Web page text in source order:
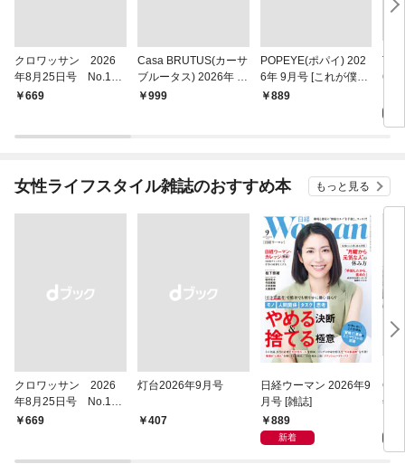
クロワッサン 2026
年8月25日号 No.117
1 [大人のAI＆スマホ
￥669
Casa BRUTUS(カーサ
ブルータス) 2026年 9
月号 [もっと学べる！
￥999
POPEYE(ポパイ) 202
6年 9月号 [これが僕の
仕事。]
￥889
6年
テ
女性ライフスタイル雑誌のおすすめ本 もっと見る
クロワッサン 2026
年8月25日号 No.117
1 [大人のAI＆スマホ
￥669
灯台2026年9月号
￥407
日経ウーマン 2026年9
月号 [雑誌]
889
新着
年9